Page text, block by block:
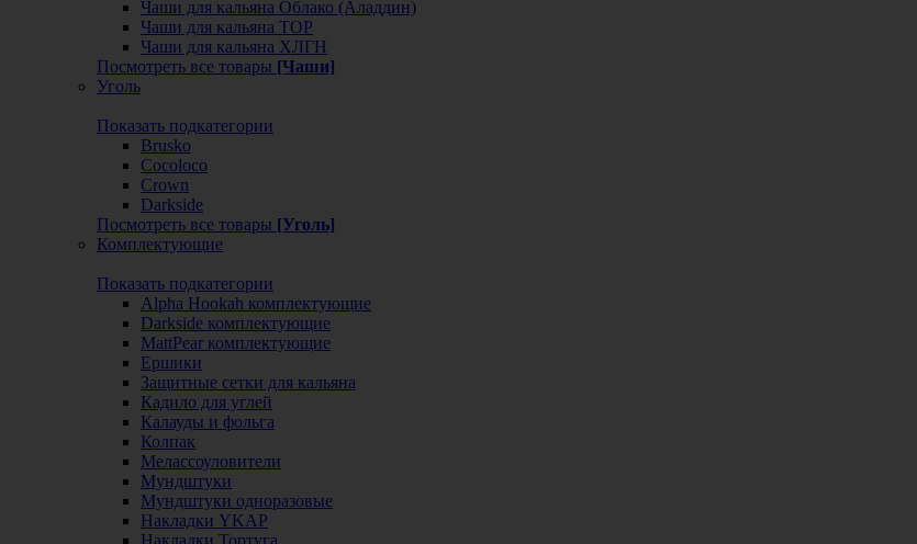
Чаши для кальяна Облако (Аладдин)
Чаши для кальяна ТОР
Чаши для кальяна ХЛГН
Посмотреть все товары [Чаши]
Уголь
Показать подкатегории
Brusko
Cocoloco
Crown
Darkside
Посмотреть все товары [Уголь]
Комплектующие
Показать подкатегории
Alpha Hookah комплектующие
Darkside комплектующие
MattPear комплектующие
Ершики
Защитные сетки для кальяна
Кадило для углей
Калауды и фольга
Колпак
Мелассоуловители
Мундштуки
Мундштуки одноразовые
Накладки YKAP
Накладки Тортуга